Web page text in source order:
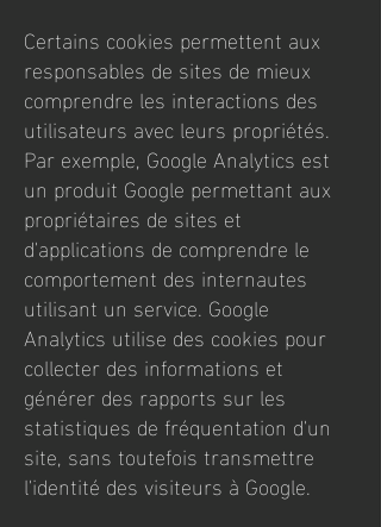
Certains cookies permettent aux
responsables de sites de mieux
comprendre les interactions des
utilisateurs avec leurs propriétés.
Par exemple, Google Analytics est
un produit Google permettant aux
propriétaires de sites et
d'applications de comprendre le
comportement des internautes
utilisant un service. Google
Analytics utilise des cookies pour
collecter des informations et
générer des rapports sur les
statistiques de fréquentation d'un
site, sans toutefois transmettre
l'identité des visiteurs à Google.